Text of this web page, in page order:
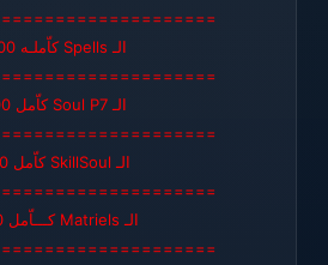
الـ Spells كاّملـه 100 % ,
الـ Soul P7 كاّمل 100% ,
الـ SkillSoul كاّمل 100% ,
الـ Matriels كـــاّمل 100 % ,